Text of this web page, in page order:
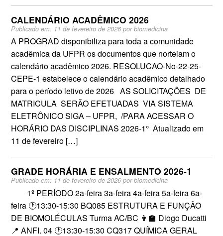
CALENDÁRIO ACADÊMICO 2026
Publicado em: 11 de fevereiro de 2026porbiomedicina
A PROGRAD disponibiliza para toda a comunidade
acadêmica da UFPR os documentos que norteiam o
calendário acadêmico 2026. RESOLUCAO-No-22-25-
CEPE-1 estabelece o calendário acadêmico detalhado
para o período letivo de 2026 AS SOLICITAÇÕES DE
MATRICULA SERÃO EFETUADAS VIA SISTEMA
ELETRÔNICO SIGA – UFPR, /PARA ACESSAR O
HORÁRIO DAS DISCIPLINAS 2026-1° Atualizado em
11 de fevereiro […]
GRADE HORÁRIA E ENSALMENTO 2026-1
Publicado em: 11 de fevereiro de 2026porbiomedicina
1º PERÍODO 2a-feira 3a-feira 4a-feira 5a-feira 6a-
feira 🕐13:30-15:30 BQ085 ESTRUTURA E FUNÇÃO
DE BIOMOLÉCULAS Turma AC/BC 👨‍🏫 Diogo Ducatti
📍 ANFI. 04 🕐13:30-15:30 CQ317 QUÍMICA GERAL